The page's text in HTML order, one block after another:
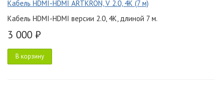
Кабель HDMI-HDMI ARTKRON, V 2.0, 4K (7 м)
Кабель HDMI-HDMI версии 2.0, 4K, длиной 7 м.
3 000 ₽
В корзину